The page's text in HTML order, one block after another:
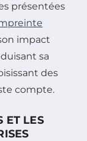
présentées
impact
sa
des
compte.
ET LES